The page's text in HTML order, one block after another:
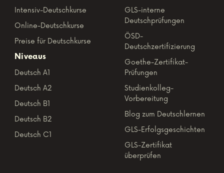
Intensiv-Deutschkurse
Online-Deutschkurse
Preise für Deutschkurse
Niveaus
Deutsch A1
Deutsch A2
Deutsch B1
Deutsch B2
Deutsch C1
GLS-interne
Deutschprüfungen
ÖSD-
Deutschzertifizierung
Goethe-Zertifikat-
Prüfungen
Studienkolleg-
Vorbereitung
Blog zum Deutschlernen
GLS-Erfolgsgeschichten
GLS-Zertifikat
überprüfen